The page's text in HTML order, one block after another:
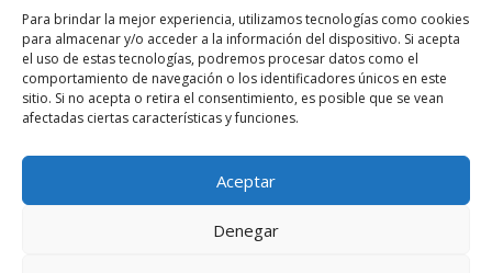
Para brindar la mejor experiencia, utilizamos tecnologías como cookies
para almacenar y/o acceder a la información del dispositivo. Si acepta
el uso de estas tecnologías, podremos procesar datos como el
comportamiento de navegación o los identificadores únicos en este
sitio. Si no acepta o retira el consentimiento, es posible que se vean
afectadas ciertas características y funciones.
Aceptar
Denegar
educación».
Más información sobre las cookies